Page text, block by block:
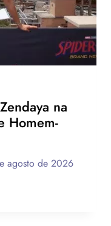
na
Homem-
agosto de 2026